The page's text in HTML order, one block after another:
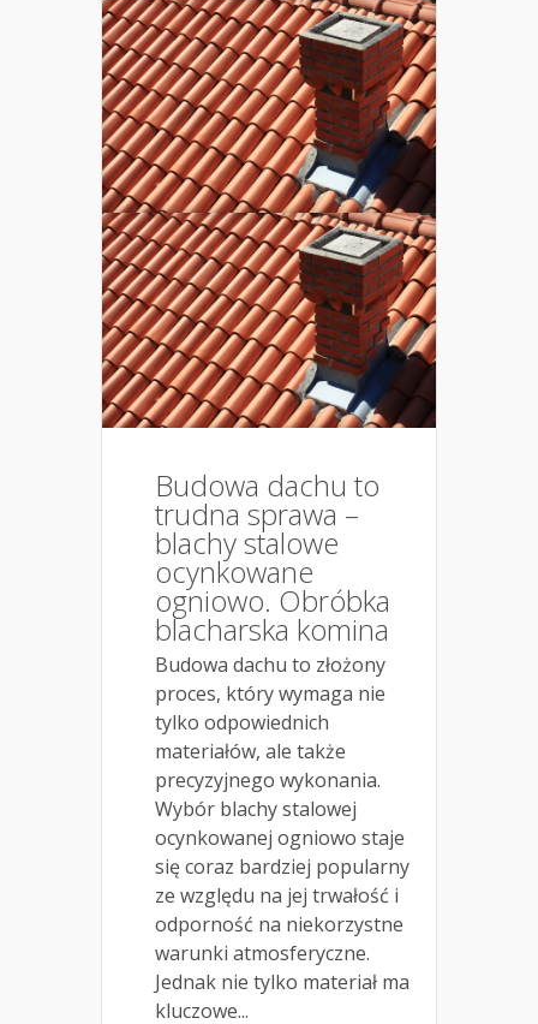
Budowa dachu to
trudna sprawa –
blachy stalowe
ocynkowane
ogniowo. Obróbka
blacharska komina
Budowa dachu to złożony
proces, który wymaga nie
tylko odpowiednich
materiałów, ale także
precyzyjnego wykonania.
Wybór blachy stalowej
ocynkowanej ogniowo staje
się coraz bardziej popularny
ze względu na jej trwałość i
odporność na niekorzystne
warunki atmosferyczne.
Jednak nie tylko materiał ma
kluczowe...